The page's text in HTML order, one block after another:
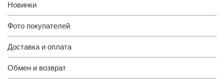
Новинки
Фото покупателей
Доставка и оплата
Обмен и возврат